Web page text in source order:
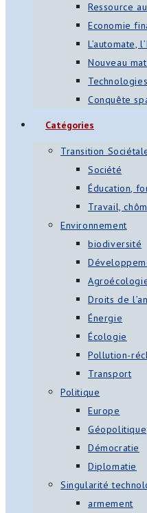
Ressource
Economie
L’automate,
Nouveau
Technologies
Conquête
Catégories
Transition
Société
Éducation,
Travail,
Environnement
biodiversité
Droits de
Énergie
Écologie
Pollution-
Transport
Politique
Europe
Géopolitique
Démocratie
Diplomatie
Singularité
armement